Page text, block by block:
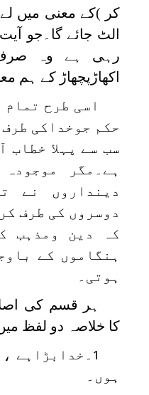
کر )کے معنی میں لے
الٹ جائے گا۔جو
رہی ہے وہ
اکھاڑپچھاڑ کے ہم
اسی طرح تمام
حکم جوخداکی
سب سے پہلا خطاب
ہے۔مگر
دینداروں نے
دوسروں کی طرف
کہ دین ومذہب
ہنگاموں کے
ہوتی۔
ہر قسم کی
کا خلاصہ دو لفظ
1 ۔خدابڑاہے
ہوں۔